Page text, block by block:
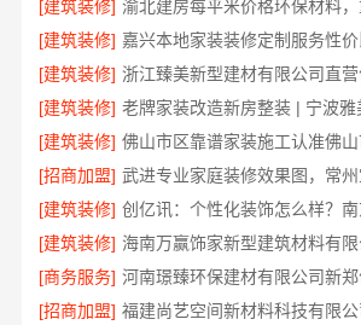
[建筑装修]
[建筑装修]
[建筑装修]
[建筑装修]
[建筑装修]
[招商加盟]
[建筑装修] 创亿讯：个性化装饰怎么样？
[建筑装修]
[商务服务] 河南璟臻环保建材有限公司新
[招商加盟]